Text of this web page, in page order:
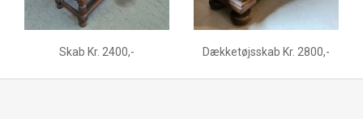
Skab Kr. 2400,- Dækketøjsskab Kr. 2800,-